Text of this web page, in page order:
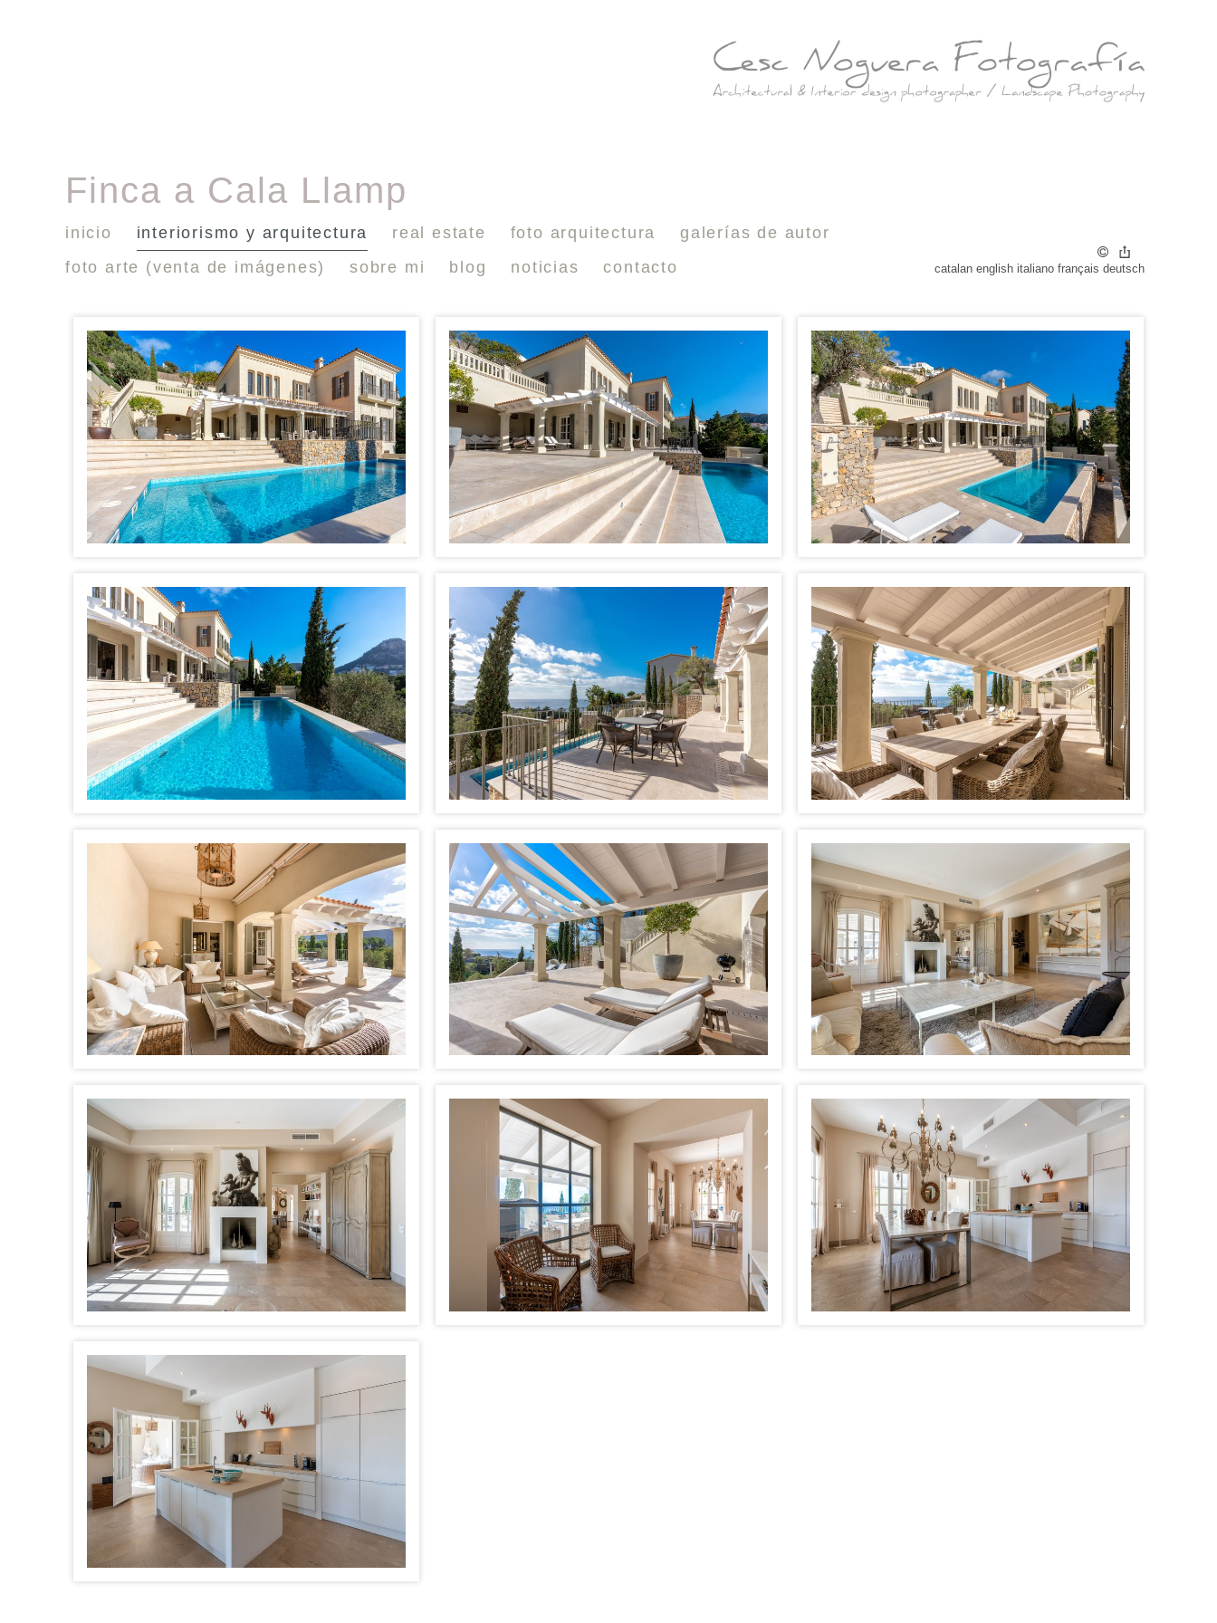
Finca a Cala Llamp
inicio interiorismo y arquitectura real estate foto arquitectura
galerías de autor
foto arte (venta de imágenes)
sobre mi blog noticias contacto catalan english italiano français deutsch